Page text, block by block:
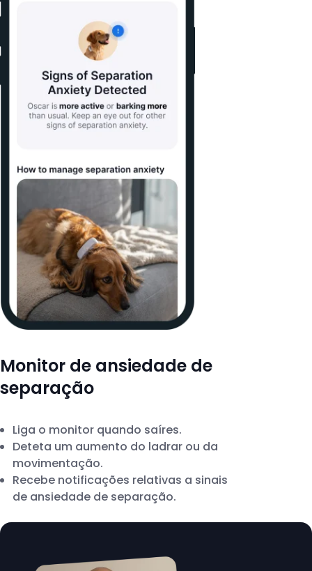
Monitor de ansiedade de
separação
Liga o monitor quando saíres.
Deteta um aumento do ladrar ou da
movimentação.
Recebe notificações relativas a sinais
de ansiedade de separação.